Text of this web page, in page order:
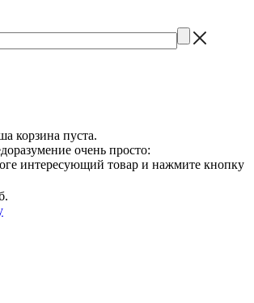
корзина пуста.
очень просто:
интересующий товар и нажмите кнопку